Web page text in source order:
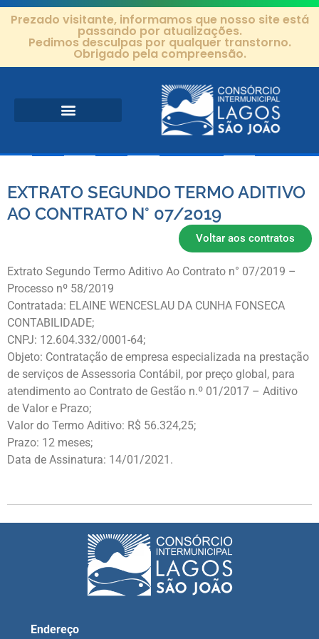
Prezado visitante, informamos que nosso site está
passando por atualizações.
Pedimos desculpas por qualquer transtorno.
Obrigado pela compreensão.
EXTRATO SEGUNDO TERMO ADITIVO
AO CONTRATO N° 07/2019
Voltar aos contratos
Extrato Segundo Termo Aditivo Ao Contrato n° 07/2019 –
Processo nº 58/2019
Contratada: ELAINE WENCESLAU DA CUNHA FONSECA
CONTABILIDADE;
CNPJ: 12.604.332/0001-64;
Objeto: Contratação de empresa especializada na prestação
de serviços de Assessoria Contábil, por preço global, para
atendimento ao Contrato de Gestão n.º 01/2017 – Aditivo
de Valor e Prazo;
Valor do Termo Aditivo: R$ 56.324,25;
Prazo: 12 meses;
Data de Assinatura: 14/01/2021.
Endereço